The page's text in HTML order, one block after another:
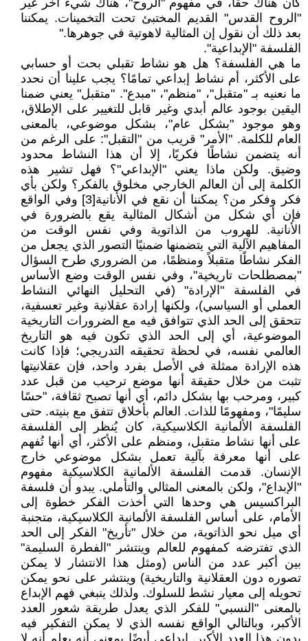
كان هناك حقًا، في مفهوم "الروح"، هناك شيء آخر غير
"الروح القدس" القديم المختبئ تحت التخمينات. يمكننا
بعد ذلك أن نقول إن المثالية لاهوتية في جوهرها."
الفلسفة "الإبداعية".
ما هي الفلسفة؟ هل هو نشاط تقبلي بحت أو حسابي
على الأكثر، أم نشاط إبداعي تمامًا؟ يجب علينا أن نحدد
ما نعنيه بـ "متقبل"، "منظم"، "مبدع". "متقبل" يعني ضمنا
اليقين بوجود عالم أبدي وغير قابل للتغيير على الإطلاق،
وهو موجود "بشكل عام"، بشكل موضوعي، بالمعنى
العام للكلمة. "الأمر" قريب من "التقبل": على الرغم من
أنه يتضمن نشاطًا فكريًا، إلا أن هذا النشاط محدود
وضيق. ولكن ماذا يعني "الإبداعي"؟ فهل تشير هذه
الكلمة إلى أن العالم الخارجي مخلوق بالفكر؟ ولكن بأي
فكر وفكر من؟ يمكننا أن نقع في الأنانية[3] وفي الواقع
فإن أي شكل من أشكال المثالية يقع بالضرورة في
الأنانية. للهروب من الذاتوية وفي نفس الوقت من
المفاهيم الآلية التي يتضمنها ضمنيًا التصور الذي يجعل من
الفكر نشاطًا متقبلاً ومنظمًا، من الضروري طرح السؤال
"بمصطلحات تاريخية"، وفي نفس الوقت وضع الأساس
في الفلسفة "الإرادة" (في التحليل النهائي النشاط
العملي أو السياسي)، ولكنها إرادة عقلانية وغير تعسفية،
تتحقق إلى الحد الذي تتوافق فيه مع الضرورات التاريخية
الموضوعية، أي إلى الحد الذي تكون فيه هو التاريخ
العالمي نفسه، في لحظة تحقيقه التدريجي؛ فإذا كانت
هذه الإرادة ممثلة في الأصل بفرد واحد، فإن عقلانيتها
تثبت من خلال حقيقة أنها موضع ترحيب من قبل عدد
كبير، ومرحب بها بشكل دائم، أي أنها تصبح ثقافة، "حسًا
سليمًا"، ومفهومًا للذات. العالم بأخلاق تتفق مع بنيته. حتى
الفلسفة الألمانية الكلاسيكية، كان يُنظر إلى الفلسفة
على أنها نشاط متقبل، ومنظم على الأكثر، أي أنها تُفهم
على أنها معرفة بآلية تعمل بشكل موضوعي خارج
الإنسان. قدمت الفلسفة الألمانية الكلاسيكية مفهوم
"الإبداع"، ولكن بالمعنى المثالي والتأملي. يبدو أن فلسفة
البراكسيس هي وحدها التي أخذت الفكر خطوة إلى
الأمام، على أساس الفلسفة الألمانية الكلاسيكية، متجنبة
أي ميل نحو الذاتوية، من خلال "تأريخ" الفكر إلى الحد
الذي تفترضه كمفهوم للعالم وينتشر "الفطرة السليمة"
بين أكبر عدد من الناس (ومثل هذا الانتشار لا يمكن
تصوره دون العقلانية والتاريخية) وينتشر على نحو يمكن
تحويله إلى معيار نشط للسلوك. ولذلك ينبغي فهم الإبداع
بالمعنى "النسبي" للفكر الذي يعدل طريقة شعور العدد
الأكبر، وبالتالي الواقع نفسه الذي لا يمكن التفكير فيه